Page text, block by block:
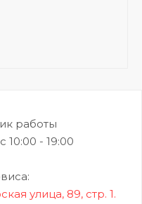
работы
10:00 - 19:00
улица, 89, стр. 1.